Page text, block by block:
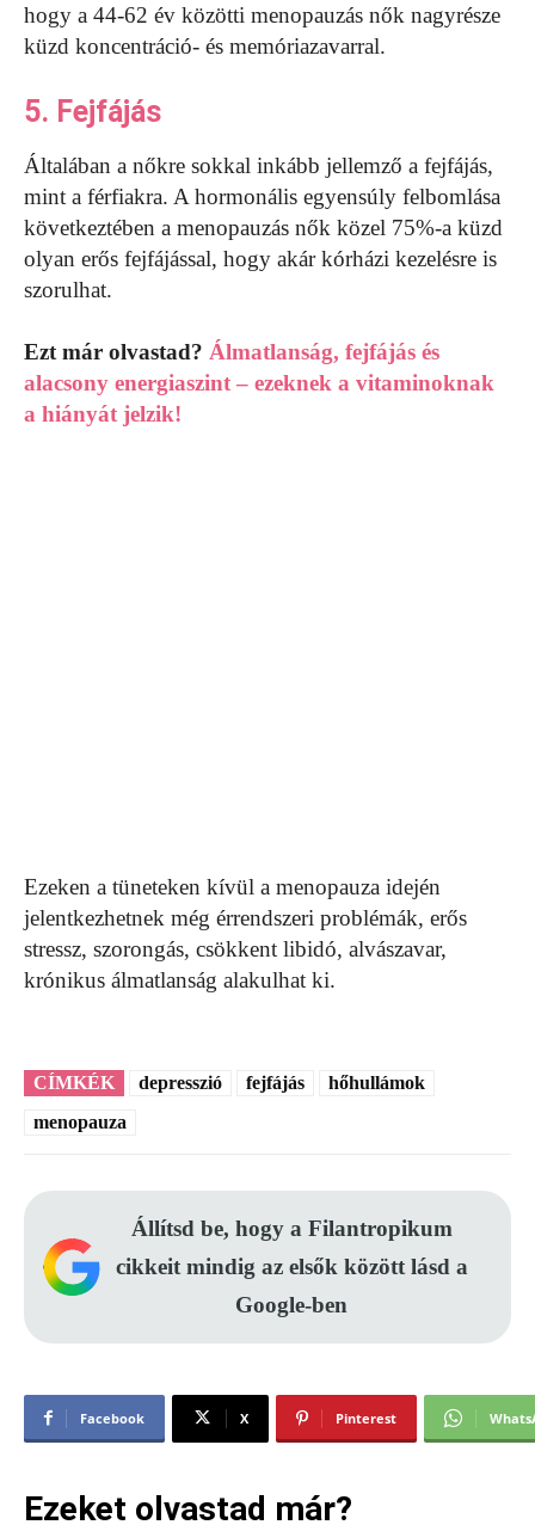
hogy a 44-62 év közötti menopauzás nők nagyrésze
küzd koncentráció- és memóriazavarral.
5. Fejfájás
Általában a nőkre sokkal inkább jellemző a fejfájás,
mint a férfiakra. A hormonális egyensúly felbomlása
következtében a menopauzás nők közel 75%-a küzd
olyan erős fejfájással, hogy akár kórházi kezelésre is
szorulhat.
Ezt már olvastad? Álmatlanság, fejfájás és
alacsony energiaszint – ezeknek a vitaminoknak
a hiányát jelzik!
Ezeken a tüneteken kívül a menopauza idején
jelentkezhetnek még érrendszeri problémák, erős
stressz, szorongás, csökkent libidó, alvászavar,
krónikus álmatlanság alakulhat ki.
CÍMKÉK depresszió fejfájás
hőhullámok
menopauza
Állítsd be, hogy a Filantropikum
cikkeit mindig az elsők között lásd a
Google-ben
Facebook X Pinterest
Ezeket olvastad már?